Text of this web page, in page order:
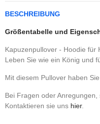
BESCHREIBUNG
Größentabelle und
Kapuzenpullover - Hoodie für
Leben Sie wie ein König und
Mit diesem Pullover haben
Bei Fragen oder
Kontaktieren sie uns hier.